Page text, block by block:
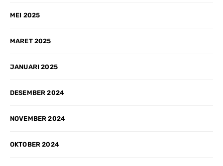
MEI 2025
MARET 2025
JANUARI 2025
DESEMBER 2024
NOVEMBER 2024
OKTOBER 2024